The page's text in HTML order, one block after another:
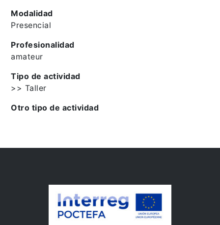
Modalidad
Presencial
Profesionalidad
amateur
Tipo de actividad
>> Taller
Otro tipo de actividad